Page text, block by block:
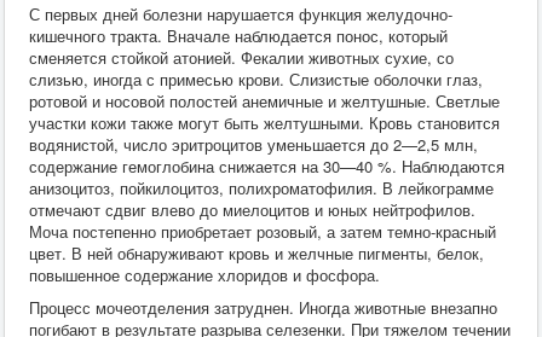
С первых дней болезни нарушается функция желудочно-
кишечного тракта. Вначале наблюдается понос, который
сменяется стойкой атонией. Фекалии животных сухие, со
слизью, иногда с примесью крови. Слизистые оболочки глаз,
ротовой и носовой полостей анемичные и желтушные. Светлые
участки кожи также могут быть желтушными. Кровь становится
водянистой, число эритроцитов уменьшается до 2—2,5 млн,
содержание гемоглобина снижается на 30—40 %. Наблюдаются
анизоцитоз, пойкилоцитоз, полихроматофилия. В лейкограмме
отмечают сдвиг влево до миелоцитов и юных нейтрофилов.
Моча постепенно приобретает розовый, а затем темно-красный
цвет. В ней обнаруживают кровь и желчные пигменты, белок,
повышенное содержание хлоридов и фосфора.
Процесс мочеотделения затруднен. Иногда животные внезапно
погибают в результате разрыва селезенки. При тяжелом течении